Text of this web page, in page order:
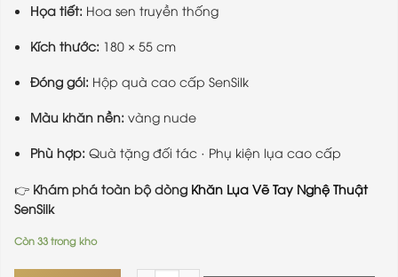
Họa tiết: Hoa sen truyền thống
Kích thước: 180 × 55 cm
Đóng gói: Hộp quà cao cấp SenSilk
Màu khăn nền:vàng nude
Phù hợp: Quà tặng đối tác · Phụ kiện lụa cao cấp
👉 Khám phá toàn bộ dòng Khăn Lụa Vẽ Tay Nghệ Thuật
SenSilk
Còn 33 trong kho